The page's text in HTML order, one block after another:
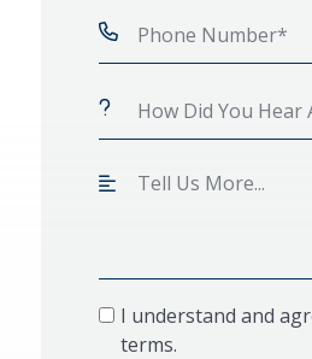
I understand and
terms.